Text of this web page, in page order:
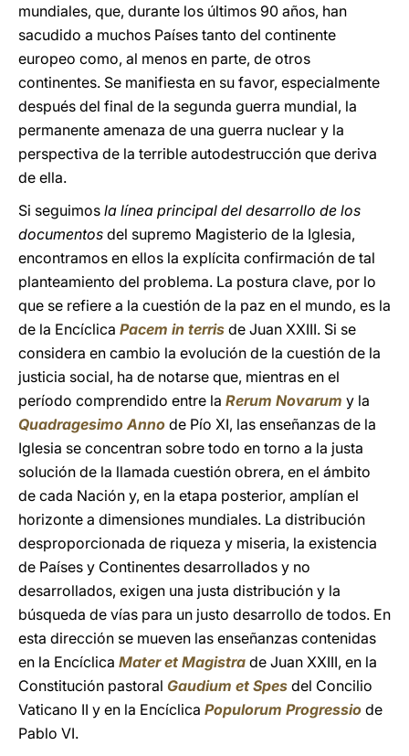
mundiales, que, durante los últimos 90 años, han
sacudido a muchos Países tanto del continente
europeo como, al menos en parte, de otros
continentes. Se manifiesta en su favor, especialmente
después del final de la segunda guerra mundial, la
permanente amenaza de una guerra nuclear y la
perspectiva de la terrible autodestrucción que deriva
de ella.
Si seguimos la línea principal del desarrollo de los
documentos del supremo Magisterio de la Iglesia,
encontramos en ellos la explícita confirmación de tal
planteamiento del problema. La postura clave, por lo
que se refiere a la cuestión de la paz en el mundo, es la
de la Encíclica Pacem in terris de Juan XXIII. Si se
considera en cambio la evolución de la cuestión de la
justicia social, ha de notarse que, mientras en el
período comprendido entre la Rerum Novarum y la
Quadragesimo Anno de Pío XI, las enseñanzas de la
Iglesia se concentran sobre todo en torno a la justa
solución de la llamada cuestión obrera, en el ámbito
de cada Nación y, en la etapa posterior, amplían el
horizonte a dimensiones mundiales. La distribución
desproporcionada de riqueza y miseria, la existencia
de Países y Continentes desarrollados y no
desarrollados, exigen una justa distribución y la
búsqueda de vías para un justo desarrollo de todos. En
esta dirección se mueven las enseñanzas contenidas
en la Encíclica Mater et Magistra de Juan XXIII, en la
Constitución pastoral Gaudium et Spes del Concilio
Vaticano II y en la Encíclica Populorum Progressio de
Pablo VI.